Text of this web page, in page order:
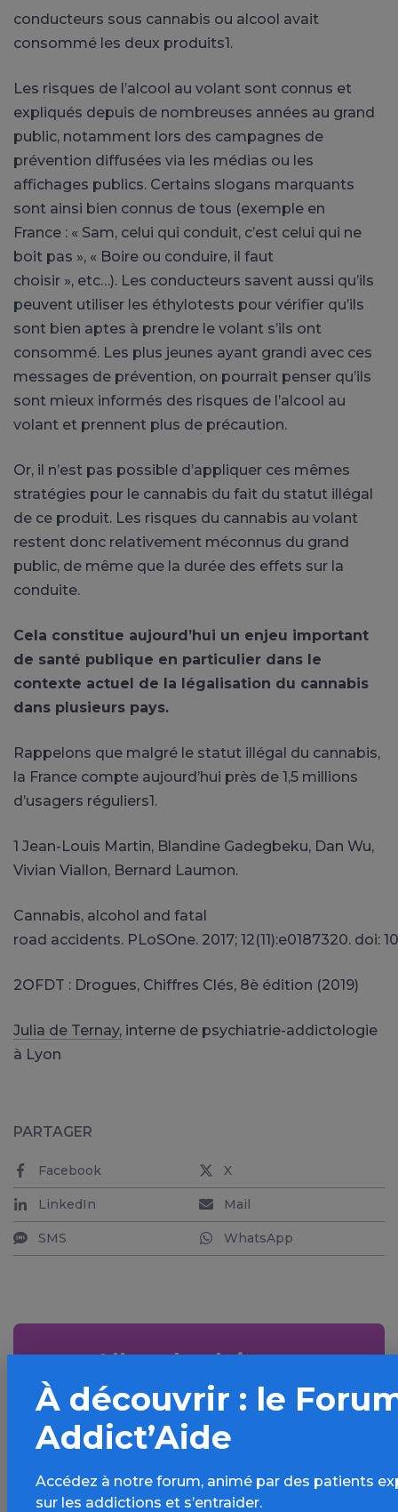
conducteurs sous cannabis ou alcool avait
consommé les deux produits1.
Les risques de l’alcool au volant sont connus et
expliqués depuis de nombreuses années au grand
public, notamment lors des campagnes de
prévention diffusées via les médias ou les
affichages publics. Certains slogans marquants
sont ainsi bien connus de tous (exemple en
France : « Sam, celui qui conduit, c’est celui qui ne
boit pas », « Boire ou conduire, il faut
choisir », etc…). Les conducteurs savent aussi qu’ils
peuvent utiliser les éthylotests pour vérifier qu’ils
sont bien aptes à prendre le volant s’ils ont
consommé. Les plus jeunes ayant grandi avec ces
messages de prévention, on pourrait penser qu’ils
sont mieux informés des risques de l’alcool au
volant et prennent plus de précaution.
Or, il n’est pas possible d’appliquer ces mêmes
stratégies pour le cannabis du fait du statut illégal
de ce produit. Les risques du cannabis au volant
restent donc relativement méconnus du grand
public, de même que la durée des effets sur la
conduite.
Cela constitue aujourd’hui un enjeu important
de santé publique en particulier dans le
contexte actuel de la légalisation du cannabis
dans plusieurs pays.
Rappelons que malgré le statut illégal du cannabis,
la France compte aujourd’hui près de 1,5 millions
d’usagers réguliers1.
1 Jean-Louis Martin, Blandine Gadegbeku, Dan Wu,
Vivian Viallon, Bernard Laumon.
Cannabis, alcohol and fatal
road accidents. PLoSOne. 2017; 12(11):e0187320. doi:
2OFDT : Drogues, Chiffres Clés, 8è édition (2019)
Julia de Ternay, interne de psychiatrie-addictologie
à Lyon
PARTAGER
Facebook X
LinkedIn Mail
SMS WhatsApp
Aller plus loin sur
l’espace Cannabis
Informations, parcours d’évaluations,
bonnes pratiques, FAQ, annuaires,
À découvrir : le
Addict’Aide
Accédez à notre forum, animé par des patients
sur les addictions et s’entraider.